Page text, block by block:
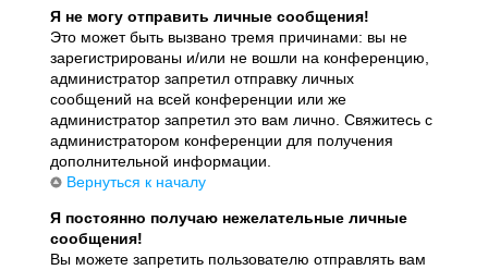
Я не могу отправить личные сообщения!
Это может быть вызвано тремя причинами: вы не
зарегистрированы и/или не вошли на конференцию,
администратор запретил отправку личных
сообщений на всей конференции или же
администратор запретил это вам лично. Свяжитесь с
администратором конференции для получения
дополнительной информации.
Вернуться к началу
Я постоянно получаю нежелательные личные
сообщения!
Вы можете запретить пользователю отправлять вам